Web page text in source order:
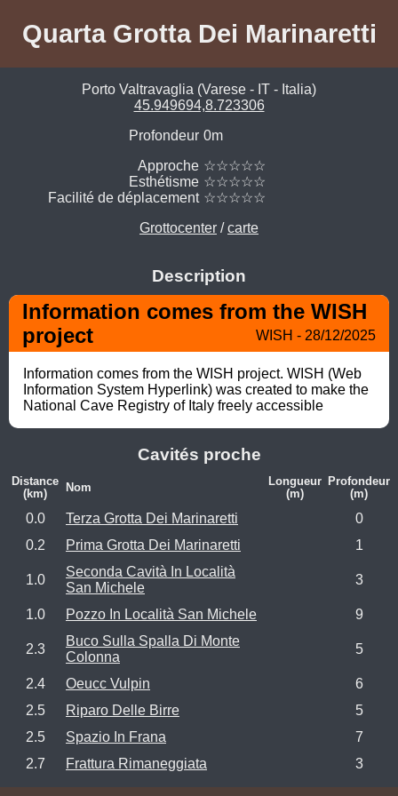
Quarta Grotta Dei Marinaretti
Porto Valtravaglia (Varese - IT - Italia)
45.949694,8.723306
Profondeur 0m
Approche ☆☆☆☆☆
Esthétisme ☆☆☆☆☆
Facilité de déplacement ☆☆☆☆☆
Grottocenter /carte
Description
Information comes from the WISH
project
WISH - 28/12/2025
Information comes from the WISH project. WISH (Web
Information System Hyperlink) was created to make the
National Cave Registry of Italy freely accessible
Cavités proche
Distance
(km)
Nom
Longueur
(m)
Profondeur
(m)
0.0 Terza Grotta Dei Marinaretti
0
0.2
Prima Grotta Dei Marinaretti 1
1.0
Seconda Cavità In Località
San Michele
3
1.0 Pozzo In Località San Michele 9
2.3
Buco Sulla Spalla Di Monte
Colonna
5
2.4 Oeucc Vulpin
6
2.5
Riparo Delle Birre
5
2.5
Spazio In Frana
7
2.7
Frattura Rimaneggiata 3